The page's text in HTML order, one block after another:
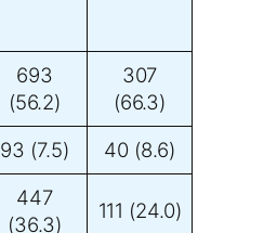
693
(56.2)
307
(66.3)
93 (7.5) 40 (8.6)
447
(36.3)
111 (24.0)